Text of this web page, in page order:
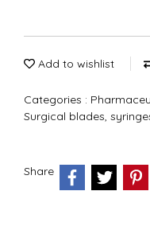
Add to wishlist
Categories :
Surgical blades,
Share